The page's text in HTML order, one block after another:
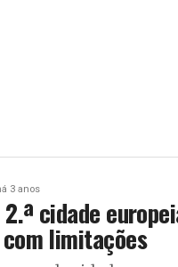
3 anos
2.ª cidade
limitações